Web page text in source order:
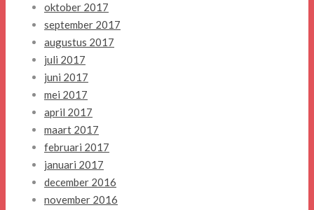
oktober 2017
september 2017
augustus 2017
juli 2017
juni 2017
mei 2017
april 2017
maart 2017
februari 2017
januari 2017
december 2016
november 2016